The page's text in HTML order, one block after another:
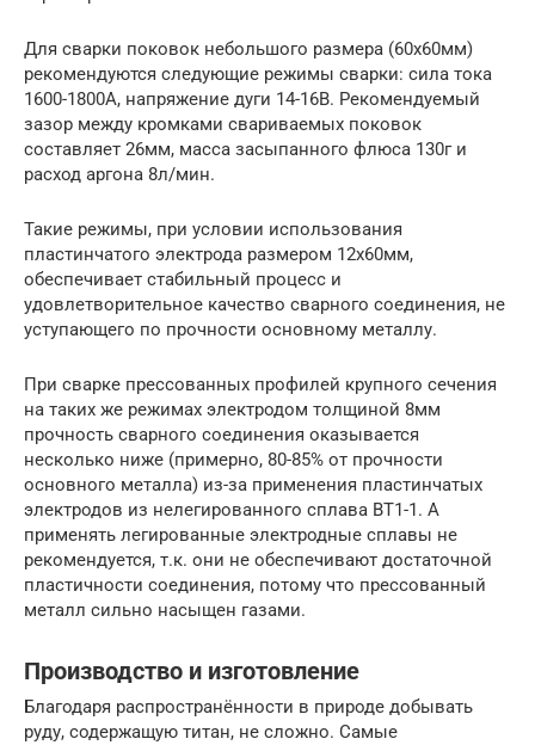
Для сварки поковок небольшого размера (60х60мм)
рекомендуются следующие режимы сварки: сила тока
1600-1800А, напряжение дуги 14-16В. Рекомендуемый
зазор между кромками свариваемых поковок
составляет 26мм, масса засыпанного флюса 130г и
расход аргона 8л/мин.
Такие режимы, при условии использования
пластинчатого электрода размером 12х60мм,
обеспечивает стабильный процесс и
удовлетворительное качество сварного соединения, не
уступающего по прочности основному металлу.
При сварке прессованных профилей крупного сечения
на таких же режимах электродом толщиной 8мм
прочность сварного соединения оказывается
несколько ниже (примерно, 80-85% от прочности
основного металла) из-за применения пластинчатых
электродов из нелегированного сплава ВТ1-1. А
применять легированные электродные сплавы не
рекомендуется, т.к. они не обеспечивают достаточной
пластичности соединения, потому что прессованный
металл сильно насыщен газами.
Производство и изготовление
Благодаря распространённости в природе добывать
руду, содержащую титан, не сложно. Самые